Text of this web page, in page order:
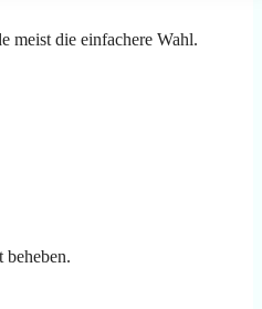
meist die einfachere Wahl.
beheben.